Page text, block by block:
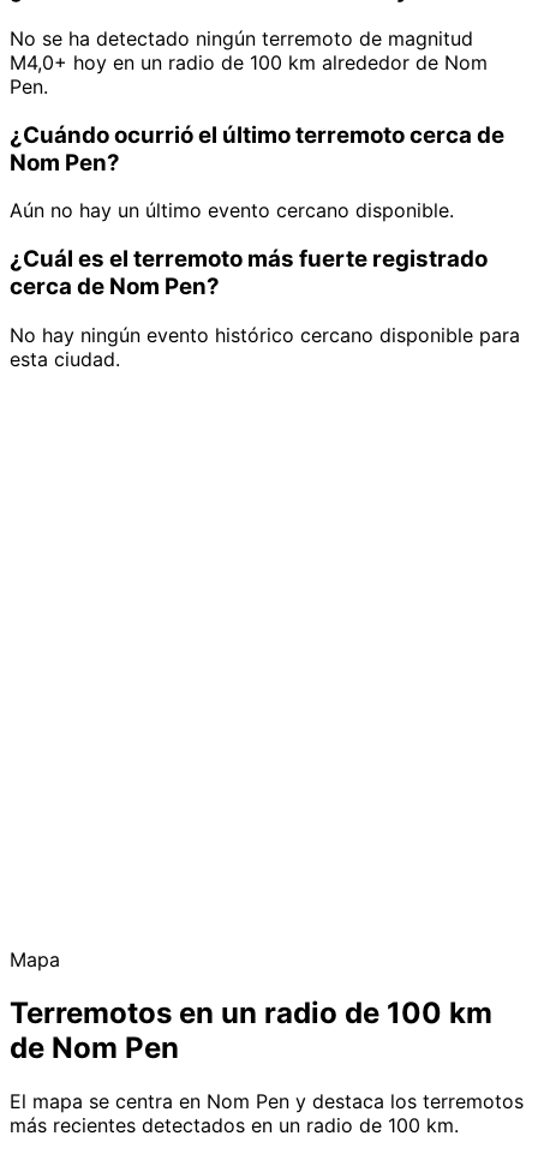
No se ha detectado ningún terremoto de magnitud
M4,0+ hoy en un radio de 100 km alrededor de Nom
Pen.
¿Cuándo ocurrió el último terremoto cerca de
Nom Pen?
Aún no hay un último evento cercano disponible.
¿Cuál es el terremoto más fuerte registrado
cerca de Nom Pen?
No hay ningún evento histórico cercano disponible para
esta ciudad.
Mapa
Terremotos en un radio de 100 km
de Nom Pen
El mapa se centra en Nom Pen y destaca los terremotos
más recientes detectados en un radio de 100 km.